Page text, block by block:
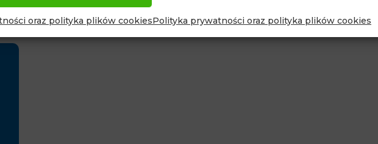
oraz polityka plików cookiesPolityka prywatności oraz polityka plików cookies